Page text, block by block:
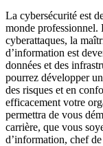
La cybersécurité est
monde professionnel.
cyberattaques, la
d’information est
données et des
pourrez développer
des risques et en
efficacement votre
permettra de vous
carrière, que vous
d’information, chef